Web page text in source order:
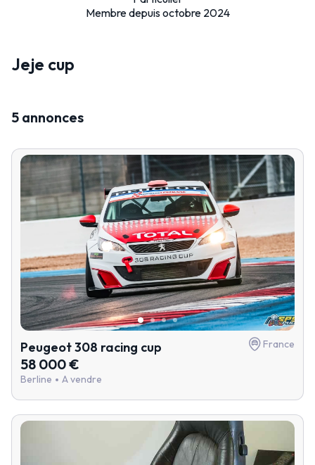
Membre depuis octobre 2024
Jeje cup
5 annonces
Peugeot 308 racing cup France
58 000 €
Berline A vendre